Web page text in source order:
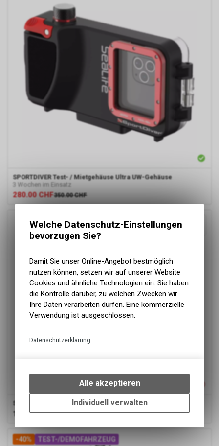
SPORTDIVER Test- / Mietgehäuse Ultra UW-Gehäuse
3 Wochen im Einsatz
280.00 CHF350.00 CHF
Scubapro Go Sport Fin, div. farben und grössen
129.90 CHF
-40% TEST-/DEMOFAHRZEUG
Welche Datenschutz-Einstellungen
bevorzugen Sie?
Damit Sie unser Online-Angebot bestmöglich
nutzen können, setzen wir auf unserer Website
Cookies und ähnliche Technologien ein. Sie haben
die Kontrolle darüber, zu welchen Zwecken wir
Ihre Daten verarbeiten dürfen. Eine kommerzielle
Verwendung ist ausgeschlossen.
Datenschutzerklärung
bestimmte Interaktionen und
Einstellungen auf Ihrem Gerät,
um die grundlegenden
Funktionen unseres Online-
ermöglichen. Bitte beachten Sie,
Alle akzeptieren
Individuell verwalten